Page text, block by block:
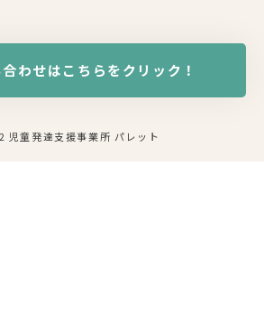
わせはこちらをクリック！
児童発達支援事業所 パレット